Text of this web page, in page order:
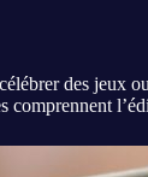
des jeux
comprennent